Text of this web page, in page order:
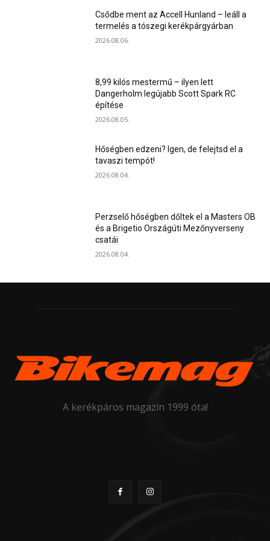
Csődbe ment az Accell Hunland – leáll a
termelés a tószegi kerékpárgyárban
2026.08.06.
8,99 kilós mestermű – ilyen lett
Dangerholm legújabb Scott Spark RC
építése
2026.08.05.
Hőségben edzeni? Igen, de felejtsd el a
tavaszi tempót!
2026.08.04.
Perzselő hőségben dőltek el a Masters OB
és a Brigetio Országúti Mezőnyverseny
csatái
2026.08.04.
A kerékpáros magazin 1999 óta!